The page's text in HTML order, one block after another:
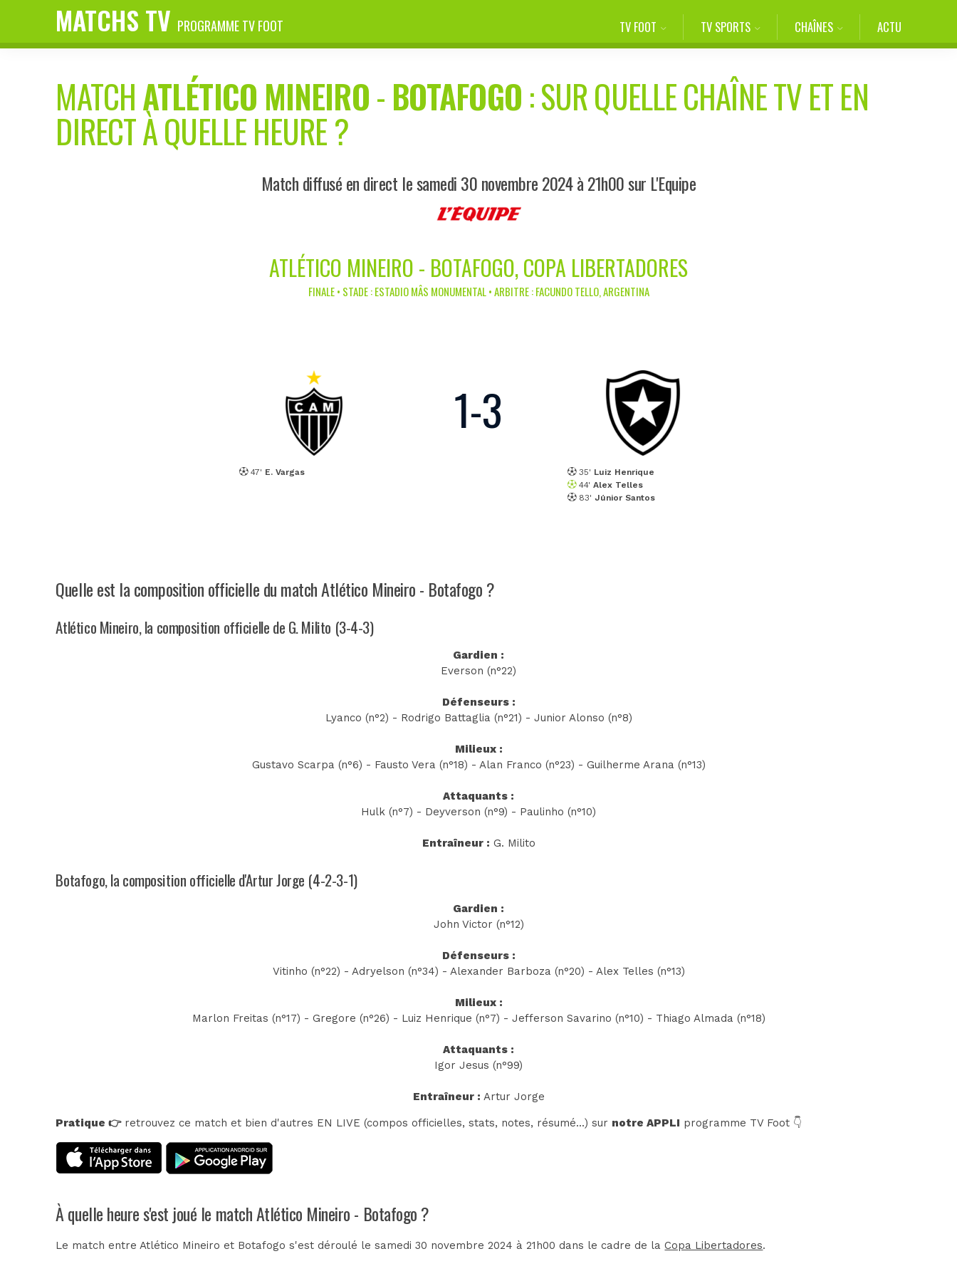
MATCHS TV PROGRAMME TV FOOT TV FOOT TV SPORTS CHAÎNES ACTU
MATCHATLÉTICO MINEIRO-BOTAFOGO: SUR QUELLE CHAÎNE TV ET EN
DIRECT À QUELLE HEURE ?
Match diffusé en direct le samedi 30 novembre 2024 à 21h00 sur L'Equipe
ATLÉTICO MINEIRO - BOTAFOGO, COPA LIBERTADORES
FINALE • STADE : ESTADIO MÂS MONUMENTAL • ARBITRE : FACUNDO TELLO, ARGENTINA
47' E. Vargas
1-3
35' Luiz Henrique
44'Alex Telles
83'Júnior Santos
Quelle est la composition officielle du match Atlético Mineiro - Botafogo ?
Atlético Mineiro, la composition officielle de G. Milito (3-4-3)
Gardien :
Everson (n°22)
Défenseurs :
Lyanco (n°2) - Rodrigo Battaglia (n°21) - Junior Alonso (n°8)
Milieux :
Gustavo Scarpa (n°6) - Fausto Vera (n°18) - Alan Franco (n°23) - Guilherme Arana (n°13)
Attaquants :
Hulk (n°7) - Deyverson (n°9) - Paulinho (n°10)
Entraîneur : G. Milito
Botafogo, la composition officielle d'Artur Jorge (4-2-3-1)
Gardien :
John Victor (n°12)
Défenseurs :
Vitinho (n°22) - Adryelson (n°34) - Alexander Barboza (n°20) - Alex Telles (n°13)
Milieux :
Marlon Freitas (n°17) - Gregore (n°26) - Luiz Henrique (n°7) - Jefferson Savarino (n°10) - Thiago Almada (n°18)
Attaquants :
Igor Jesus (n°99)
Entraîneur : Artur Jorge
Pratique 👉retrouvez ce match et bien d'autres EN LIVE (compos officielles, stats, notes, résumé...) sur notre APPLI programme TV Foot 👇
À quelle heure s'est joué le match Atlético Mineiro - Botafogo ?
Le match entre Atlético Mineiro et Botafogo s'est déroulé le samedi 30 novembre 2024 à 21h00 dans le cadre de laCopa Libertadores.